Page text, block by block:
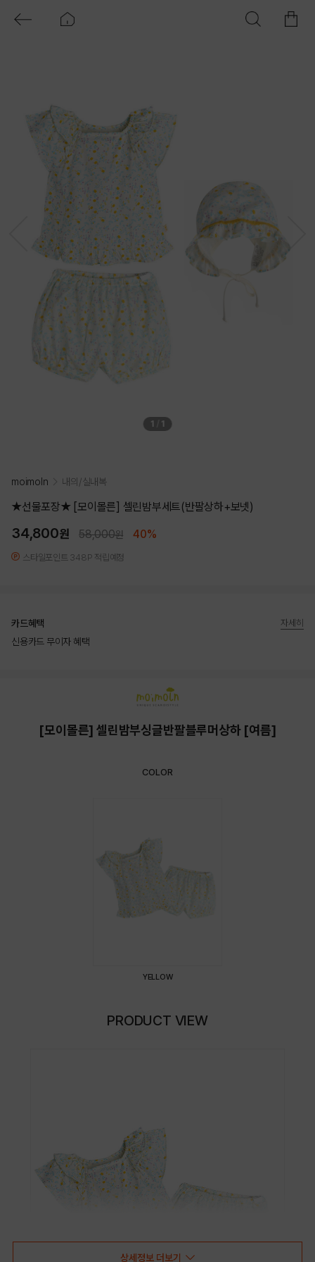
1 1
moimoln 내의/실내복
★선물포장★ [모이몰른] 셀린밤부세트(반팔상하+보넷)
34,800원 58,000원 40%
스타일포인트 348P 적립예정
카드혜택
신용카드 무이자 혜택
자세히
[모이몰른] 셀린밤부싱글반팔블루머상하 [여름]
COLOR
YELLOW
PRODUCT VIEW
상세정보 더보기